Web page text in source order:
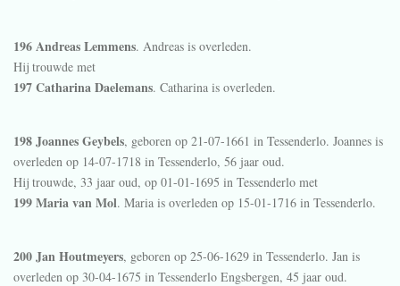
196 Andreas Lemmens. Andreas is overleden.
Hij trouwde met
197 Catharina Daelemans. Catharina is overleden.
198 Joannes Geybels, geboren op 21-07-1661 in Tessenderlo. Joannes is
overleden op 14-07-1718 in Tessenderlo, 56 jaar oud.
Hij trouwde, 33 jaar oud, op 01-01-1695 in Tessenderlo met
199 Maria van Mol. Maria is overleden op 15-01-1716 in Tessenderlo.
200 Jan Houtmeyers, geboren op 25-06-1629 in Tessenderlo. Jan is
overleden op 30-04-1675 in Tessenderlo Engsbergen, 45 jaar oud.